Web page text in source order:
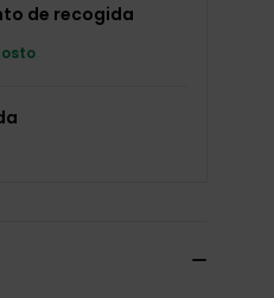
de recogida